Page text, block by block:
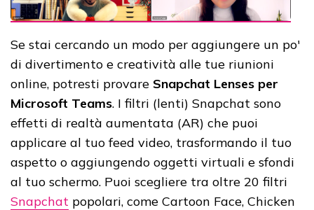
Se stai cercando un modo per aggiungere un po'
di divertimento e creatività alle tue riunioni
online, potresti provare Snapchat Lenses per
Microsoft Teams. I filtri (lenti) Snapchat sono
effetti di realtà aumentata (AR) che puoi
applicare al tuo feed video, trasformando il tuo
aspetto o aggiungendo oggetti virtuali e sfondi
al tuo schermo. Puoi scegliere tra oltre 20 filtri
Snapchat popolari, come Cartoon Face, Chicken